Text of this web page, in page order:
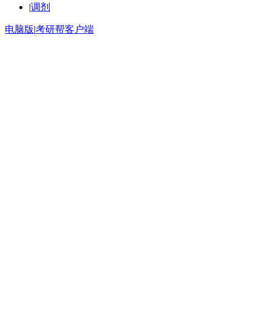
|调剂
电脑版|考研帮客户端